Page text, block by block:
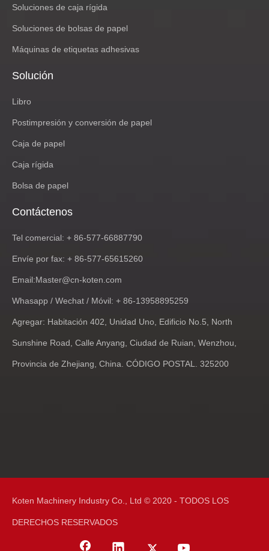
Soluciones de caja rígida
Soluciones de bolsas de papel
Máquinas de etiquetas adhesivas
Solución
Libro
Postimpresión y conversión de papel
Caja de papel
Caja rígida
Bolsa de papel
Contáctenos
Tel comercial: + 86-577-66887790
Envíe por fax: + 86-577-65615260
Email:Master@cn-koten.com
Whasapp / Wechat / Móvil: + 86-13958895259
Agregar: Habitación 402, Unidad Uno, Edificio No.5, North
Sunshine Road, Calle Anyang, Ciudad de Ruian, Wenzhou,
Provincia de Zhejiang, China. CÓDIGO POSTAL. 325200
Koten Machinery Industry Co., Ltd © 2020 - TODOS LOS
DERECHOS RESERVADOS